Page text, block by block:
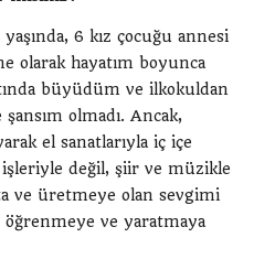
6 kız çocuğu annesi
olarak hayatım boyunca
büyüdüm ve ilkokuldan
olmadı. Ancak,
el sanatlarıyla iç içe
işleriyle değil, şiir ve müzikle
ve üretmeye olan sevgimi
ve yaratmaya